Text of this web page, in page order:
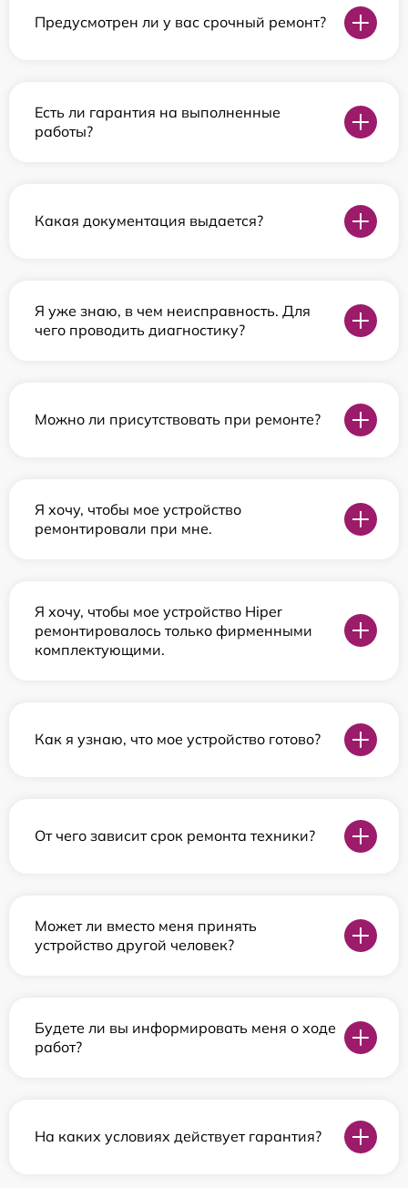
Предусмотрен ли у вас срочный ремонт?
Есть ли гарантия на выполненные
работы?
Какая документация выдается?
Я уже знаю, в чем неисправность. Для
чего проводить диагностику?
Можно ли присутствовать при ремонте?
Я хочу, чтобы мое устройство
ремонтировали при мне.
Я хочу, чтобы мое устройство Hiper
ремонтировалось только фирменными
комплектующими.
Как я узнаю, что мое устройство готово?
От чего зависит срок ремонта техники?
Может ли вместо меня принять
устройство другой человек?
Будете ли вы информировать меня о ходе
работ?
На каких условиях действует гарантия?